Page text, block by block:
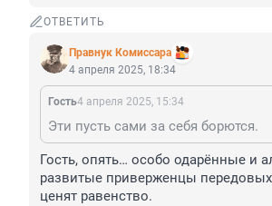
ОТВЕТИТЬ
Правнук Комиссара
4 апреля 2025, 18:34
Гость4 апреля 2025, 15:34
Эти пусть сами за себя борются.
Гость, опять… особо одарённые и
развитые приверженцы
ценят равенство.